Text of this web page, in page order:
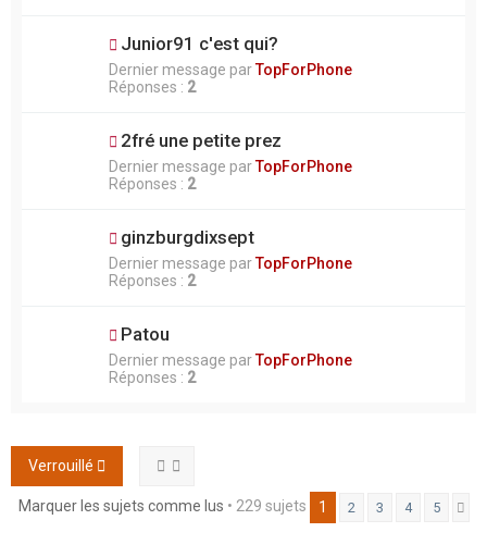
Junior91 c'est qui?
Dernier message parTopForPhone
Réponses : 2
2fré une petite prez
Dernier message parTopForPhone
Réponses : 2
ginzburgdixsept
Dernier message parTopForPhone
Réponses : 2
Patou
Dernier message parTopForPhone
Réponses : 2
Verrouillé
Marquer les sujets comme lus • 229 sujets 1 2 3 4 5